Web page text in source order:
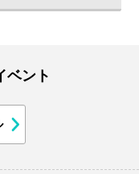
ベント